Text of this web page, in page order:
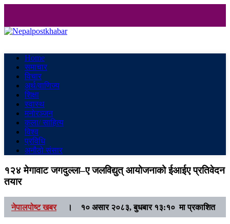
Home
समाचार
विचार
अर्थ/वाणिज्य
शिक्षा
स्वास्थ
मनाेरञ्जन
कला/ साहित्य
विश्व
प्रविधि
अनौठो संसार
१२४ मेगावाट जगदुल्ला–ए जलविद्युत् आयोजनाको ईआईए प्रतिवेदन
तयार
नेपालपोष्ट खबर। १० असार २०८३, बुधबार १३:१० मा प्रकाशित